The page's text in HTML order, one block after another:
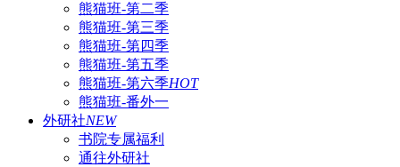
熊猫班-第二季
熊猫班-第三季
熊猫班-第四季
熊猫班-第五季
熊猫班-第六季HOT
熊猫班-番外一
外研社NEW
书院专属福利
通往外研社